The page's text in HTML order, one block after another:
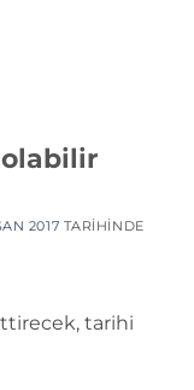
2017 TARIHINDE
tarihi